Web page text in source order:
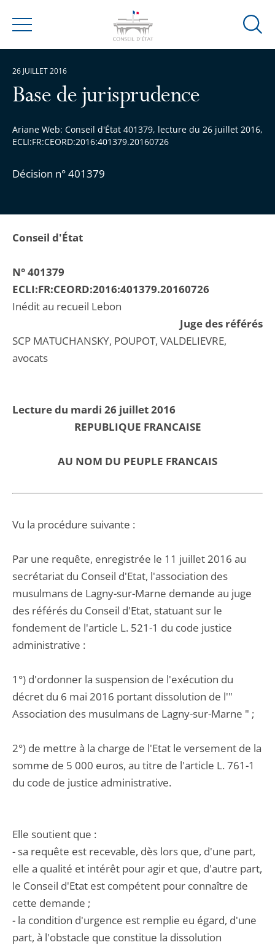
Menu
Ouvrir
Base de jurisprudence
Ariane Web: Conseil d'État 401379, lecture du 26 juillet 2016,
ECLI:FR:CEORD:2016:401379.20160726
Décision n° 401379
26 JUILLET 2016
Conseil d'État
N° 401379
ECLI:FR:CEORD:2016:401379.20160726
Inédit au recueil Lebon
Juge des référés
SCP MATUCHANSKY, POUPOT, VALDELIEVRE,
avocats
Lecture du mardi 26 juillet 2016
REPUBLIQUE FRANCAISE
AU NOM DU PEUPLE FRANCAIS
Vu la procédure suivante :
Par une requête, enregistrée le 11 juillet 2016 au
secrétariat du Conseil d'Etat, l'association des
musulmans de Lagny-sur-Marne demande au juge
des référés du Conseil d'Etat, statuant sur le
fondement de l'article L. 521-1 du code justice
administrative :
1°) d'ordonner la suspension de l'exécution du
décret du 6 mai 2016 portant dissolution de l'"
Association des musulmans de Lagny-sur-Marne " ;
2°) de mettre à la charge de l'Etat le versement de la
somme de 5 000 euros, au titre de l'article L. 761-1
du code de justice administrative.
Elle soutient que :
- sa requête est recevable, dès lors que, d'une part,
elle a qualité et intérêt pour agir et que, d'autre part,
le Conseil d'Etat est compétent pour connaître de
cette demande ;
- la condition d'urgence est remplie eu égard, d'une
part, à l'obstacle que constitue la dissolution